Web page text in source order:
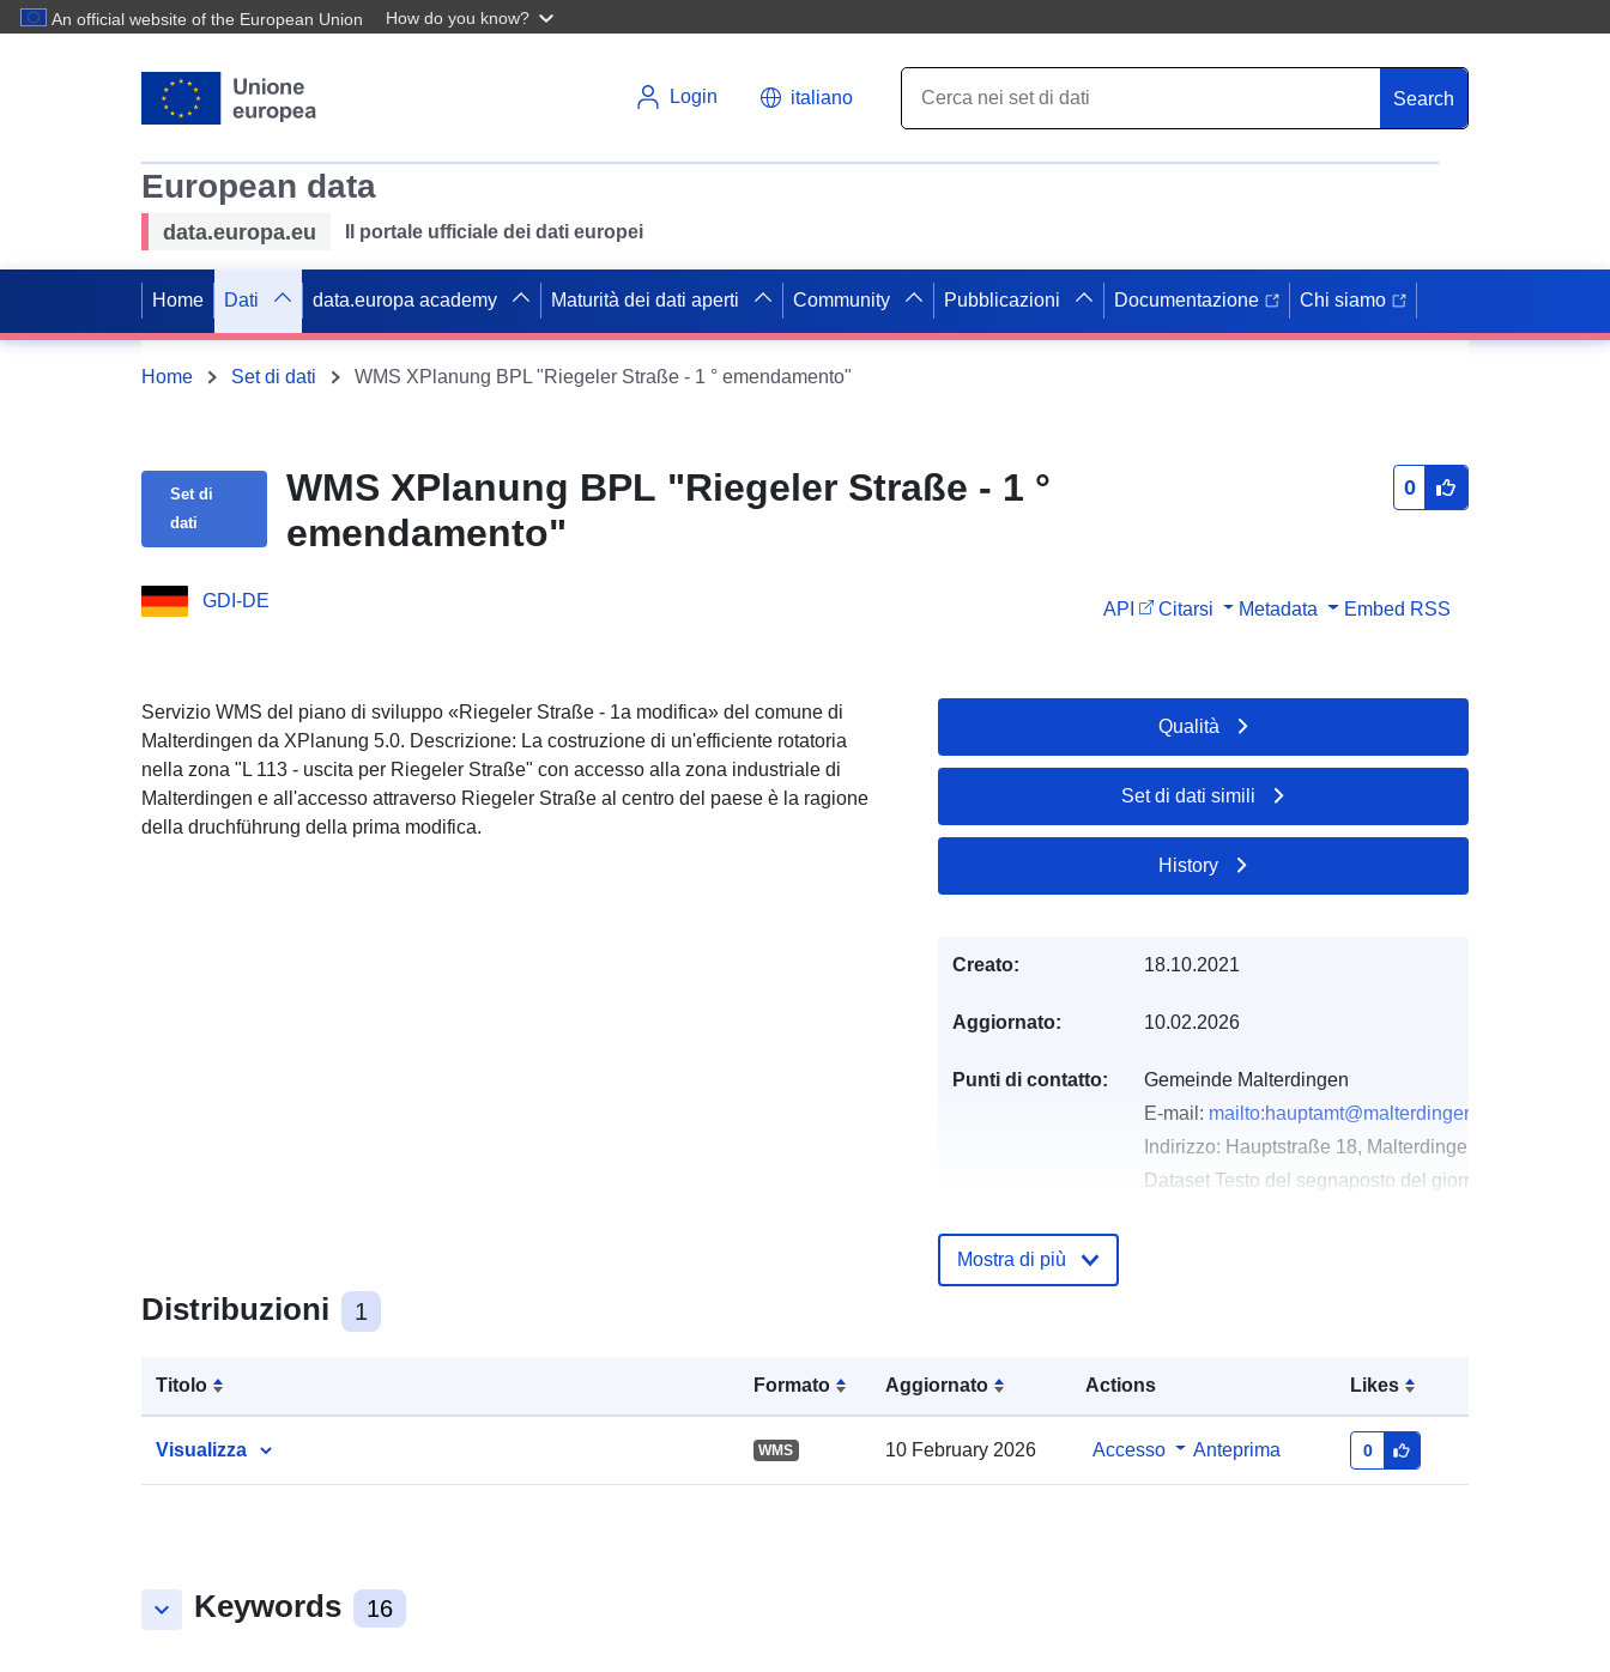
An official website of the European Union How do you know?
Login italiano Search
European data
data.europa.eu Il portale ufficiale dei dati europei
Home Dati data.europa academy Maturità dei dati aperti Community Pubblicazioni Documentazione Chi siamo
Home Set di dati WMS XPlanung BPL "Riegeler Straße - 1 ° emendamento"
Set di
dati
WMS XPlanung BPL "Riegeler Straße - 1 °
emendamento"
0
GDI-DE API Citarsi Metadata Embed RSS
Servizio WMS del piano di sviluppo «Riegeler Straße - 1a modifica» del comune di
Malterdingen da XPlanung 5.0. Descrizione: La costruzione di un'efficiente rotatoria
nella zona "L 113 - uscita per Riegeler Straße" con accesso alla zona industriale di
Malterdingen e all'accesso attraverso Riegeler Straße al centro del paese è la ragione
della druchführung della prima modifica.
Distribuzioni 1
Titolo Formato Aggiornato Actions Likes
Visualizza WMS 10 February 2026 Accesso Anteprima 0
keyboard_arrow_down Keywords 16
Qualità
Set di dati simili
History
Creato: 18.10.2021
Aggiornato: 10.02.2026
Punti di contatto:
Gemeinde Malterdingen
E-mail: mailto:hauptamt@malterdingen.de
Indirizzo: Hauptstraße 18, Malterdingen, 79364,
Dataset Testo del segnaposto del giorno della
Registro del
48.1567881 ], [ 7.780403,
48.1567881 ], [ 7.780403,
Mostra di più